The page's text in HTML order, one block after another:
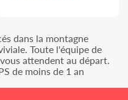
dans la montagne
Toute l'équipe de
attendent au départ.
de moins de 1 an